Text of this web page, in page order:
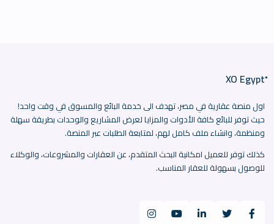
اول منصة عقارية في مصر، تهدف الى خدمة البائع والمسوق في وقت واحد!
حيث توفر للبائع كافة الأدوات والمزايا لعرض المشاريع والوحدات بطريقة سهلة
ومنظمة، وانشاء ملف كامل لهم، لمتابعة الطلبات عبر المنصة.
كذلك توفر للعميل امكانية البحث المتقدم، عن العقارات والمشروعات، والوكلاء
للوصول بسهولة للعقار المناسب.